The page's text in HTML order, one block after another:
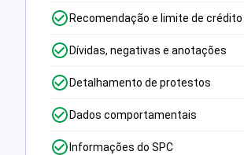
Recomendação e limite de crédito
Dívidas, negativas e anotações
Detalhamento de protestos
Dados comportamentais
Informações do SPC